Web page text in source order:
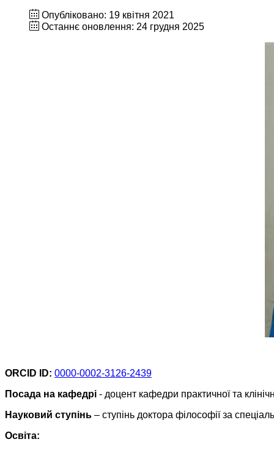
Опубліковано: 19 квітня 2021
Останнє оновлення: 24 грудня 2025
ORCID ID: 0000-0002-3126-2439
Посада на кафедрі - доцент кафедри практичної та
Науковий ступінь – ступінь доктора філософії за
Освіта: